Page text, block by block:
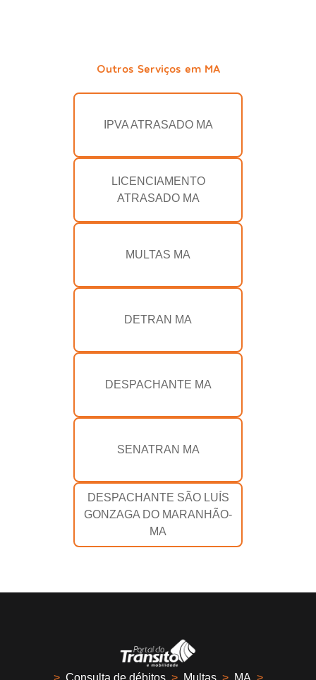
Outros Serviços em MA
IPVA ATRASADO MA
LICENCIAMENTO
ATRASADO MA
MULTAS MA
DETRAN MA
DESPACHANTE MA
SENATRAN MA
DESPACHANTE SÃO LUÍS
GONZAGA DO MARANHÃO-
MA